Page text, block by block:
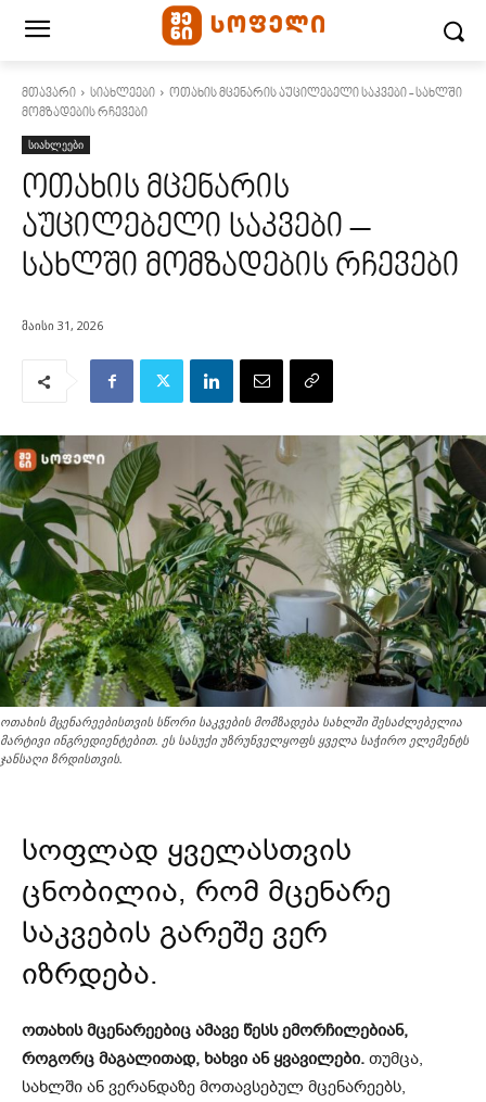
მთავარი სიახლეები
ოთახის მცენარის აუცილებელი საკვები - სახლში
მომზადების რჩევები
სიახლეები
ოთახის მცენარის
აუცილებელი საკვები –
სახლში მომზადების რჩევები
მაისი 31, 2026
ოთახის მცენარეებისთვის სწორი საკვების მომზადება სახლში შესაძლებელია
მარტივი ინგრედიენტებით. ეს სასუქი უზრუნველყოფს ყველა საჭირო ელემენტს
ჯანსაღი ზრდისთვის.
სოფლად ყველასთვის
ცნობილია, რომ მცენარე
საკვების გარეშე ვერ
იზრდება.
ოთახის მცენარეებიც ამავე წესს ემორჩილებიან,
როგორც მაგალითად, ხახვი ან ყვავილები. თუმცა,
სახლში ან ვერანდაზე მოთავსებულ მცენარეებს,